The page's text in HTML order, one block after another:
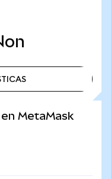
MetaMask